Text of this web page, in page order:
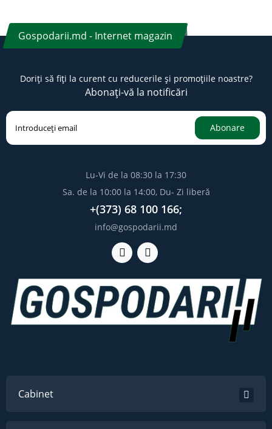
Gospodarii.md - Internet magazin
Doriți să fiți la curent cu reducerile și promoțiile noastre?
Abonați-vă la notificări
Abonare
Lu-Vi de la 08:30 la 17:30
Sa. de la 10:00 la 14:00, Du- Zi liberă
+(373) 68 100 166;
info@gospodarii.md
Cabinet